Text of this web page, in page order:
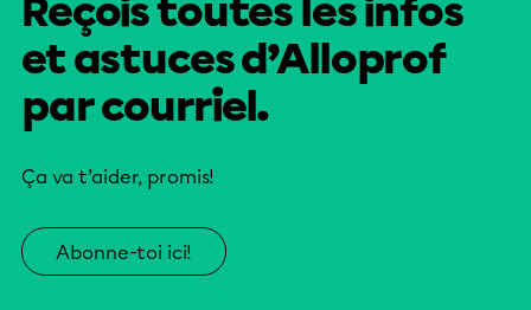
Reçois toutes les infos
et astuces d’Alloprof
par courriel.
Ça va t’aider, promis!
Abonne-toi ici!